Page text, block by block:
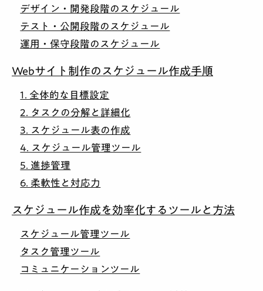
デザイン・開発段階のスケジュール
テスト・公開段階のスケジュール
運用・保守段階のスケジュール
Webサイト制作のスケジュール作成手順
1. 全体的な目標設定
2. タスクの分解と詳細化
3. スケジュール表の作成
4. スケジュール管理ツール
5. 進捗管理
6. 柔軟性と対応力
スケジュール作成を効率化するツールと方法
スケジュール管理ツール
タスク管理ツール
コミュニケーションツール